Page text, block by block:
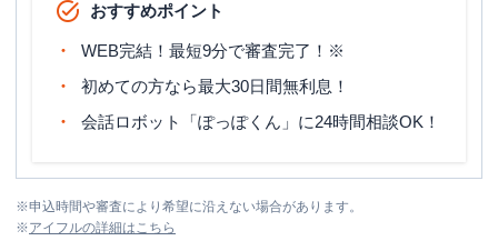
おすすめポイント
WEB完結！最短9分で審査完了！※
初めての方なら最大30日間無利息！
会話ロボット「ぽっぽくん」に24時間相談OK！
※申込時間や審査により希望に沿えない場合があります。
※アイフルの詳細はこちら